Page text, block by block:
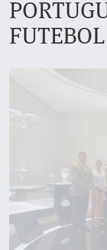
FUTEBOL